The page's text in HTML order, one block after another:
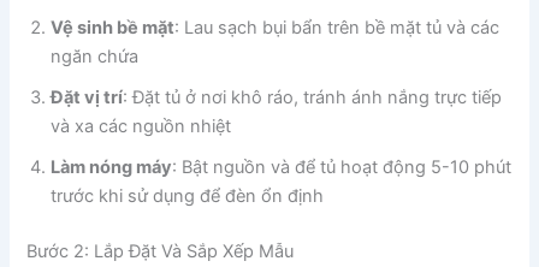
Vệ sinh bề mặt: Lau sạch bụi bẩn trên bề mặt tủ và các
ngăn chứa
Đặt vị trí: Đặt tủ ở nơi khô ráo, tránh ánh nắng trực tiếp
và xa các nguồn nhiệt
Làm nóng máy: Bật nguồn và để tủ hoạt động 5-10 phút
trước khi sử dụng để đèn ổn định
Bước 2: Lắp Đặt Và Sắp Xếp Mẫu